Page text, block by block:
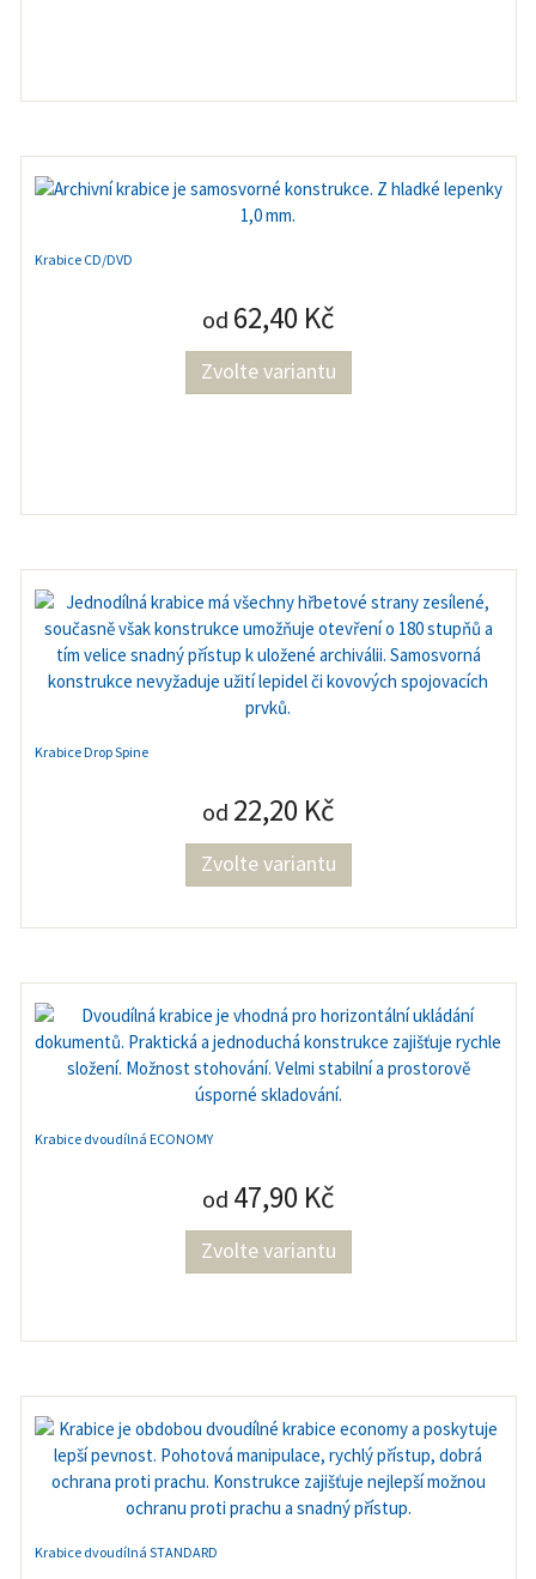
Krabice CD/DVD
od 62,40 Kč
Zvolte variantu
Krabice Drop Spine
od 22,20 Kč
Zvolte variantu
Krabice dvoudílná ECONOMY
od 47,90 Kč
Zvolte variantu
Krabice dvoudílná STANDARD